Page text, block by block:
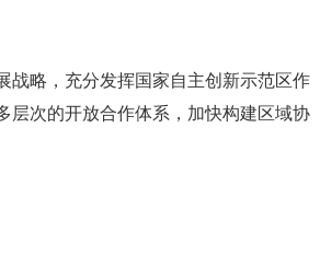
战略，充分发挥国家自主创新示范区作
层次的开放合作体系，加快构建区域协